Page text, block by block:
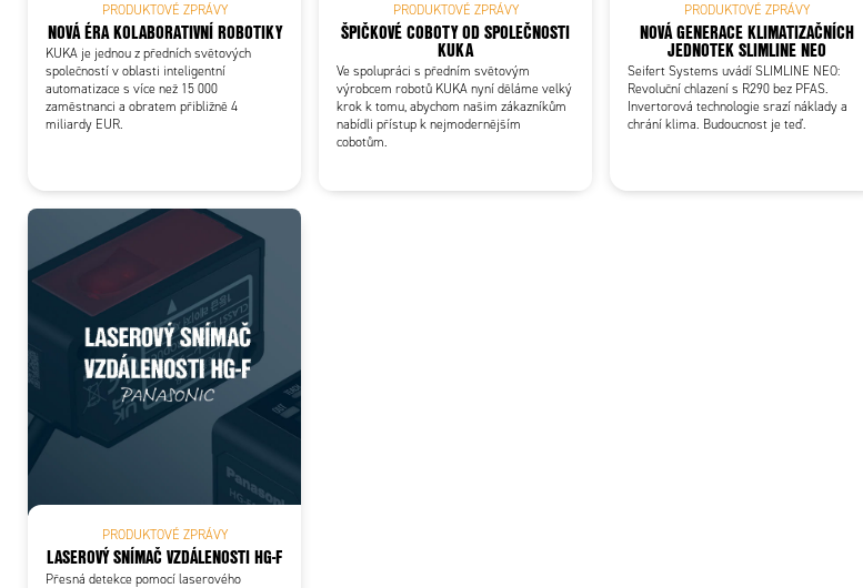
PRODUKTOVÉ ZPRÁVY
NOVÁ ÉRA KOLABORATIVNÍ ROBOTIKY
KUKA je jednou z předních světových
společností v oblasti inteligentní
automatizace s více než 15 000
zaměstnanci a obratem přibližně 4
miliardy EUR.
PRODUKTOVÉ ZPRÁVY
ŠPIČKOVÉ COBOTY OD SPOLEČNOSTI
KUKA
Ve spolupráci s předním světovým
výrobcem robotů KUKA nyní děláme velký
krok k tomu, abychom našim zákazníkům
nabídli přístup k nejmodernějším
cobotům.
PRODUKTOVÉ ZPRÁVY
NOVÁ GENERACE KLIMATIZAČNÍCH
JEDNOTEK SLIMLINE NEO
Seifert Systems uvádí SLIMLINE NEO:
Revoluční chlazení s R290 bez PFAS.
Invertorová technologie srazí náklady a
chrání klima. Budoucnost je teď.
PRODUKTOVÉ ZPRÁVY
LASEROVÝ SNÍMAČ VZDÁLENOSTI HG-F
Přesná detekce pomocí laserového